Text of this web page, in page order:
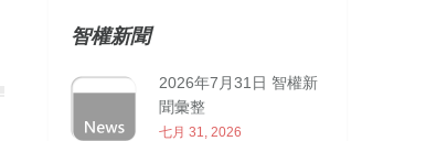
智權新聞
2026年7月31日 智權新
聞彙整
七月 31, 2026